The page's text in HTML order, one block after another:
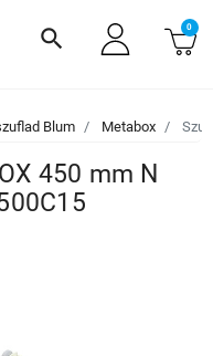
search 0
Blum Metabox
450 mm N